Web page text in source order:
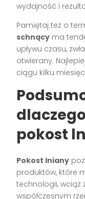
wydajność i
Pamiętaj też o
schnący ma
upływu czasu,
otwierany.
ciągu kilku
pokost
Pokost lniany
produktów, które
technologii, wciąż
współczesnym